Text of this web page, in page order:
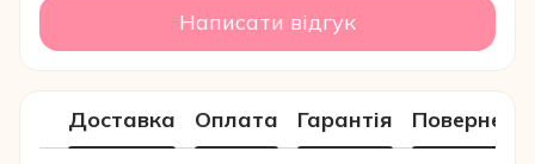
Написати відгук
Доставка Оплата Гарантія